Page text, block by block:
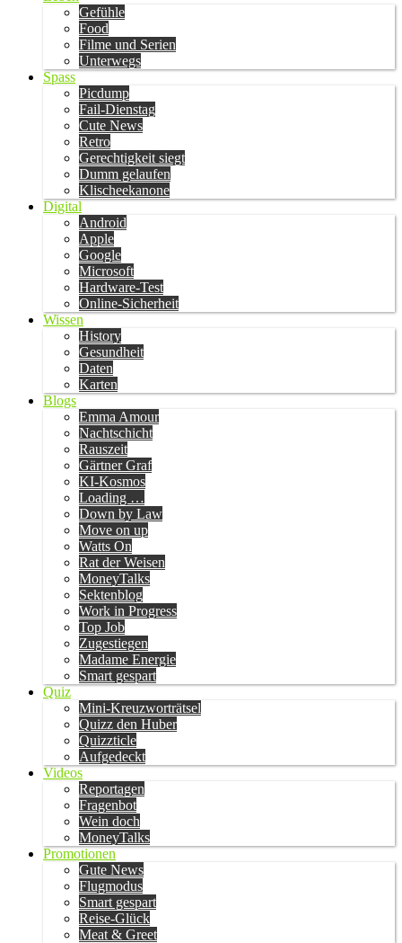
Gefühle
Food
Filme und Serien
Unterwegs
Spass
Picdump
Fail-Dienstag
Cute News
Retro
Gerechtigkeit siegt
Dumm gelaufen
Klischeekanone
Digital
Android
Apple
Google
Microsoft
Hardware-Test
Online-Sicherheit
Wissen
History
Gesundheit
Daten
Karten
Blogs
Emma Amour
Nachtschicht
Rauszeit
Gärtner Graf
KI-Kosmos
Loading …
Down by Law
Move on up
Watts On
Rat der Weisen
MoneyTalks
Sektenblog
Work in Progress
Top Job
Zugestiegen
Madame Energie
Smart gespart
Quiz
Mini-Kreuzworträtsel
Quizz den Huber
Quizzticle
Aufgedeckt
Videos
Reportagen
Fragenbot
Wein doch
MoneyTalks
Promotionen
Gute News
Flugmodus
Smart gespart
Reise-Glück
Meat & Greet